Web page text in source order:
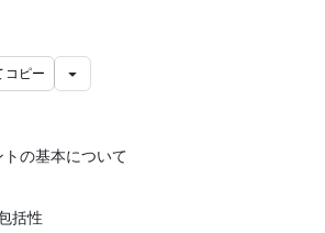
ピー
の基本について
括性